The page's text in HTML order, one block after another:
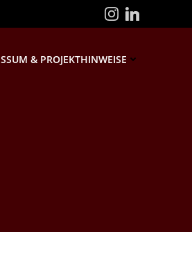
& PROJEKTHINWEISE